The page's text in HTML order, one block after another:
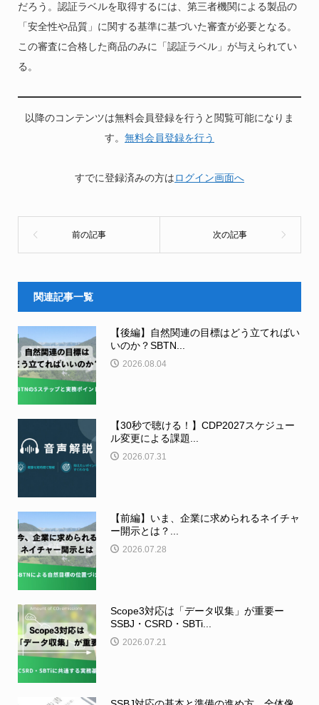
だろう。認証ラベルを取得するには、第三者機関による製品の
「安全性や品質」に関する基準に基づいた審査が必要となる。
この審査に合格した商品のみに「認証ラベル」が与えられてい
る。
以降のコンテンツは無料会員登録を行うと閲覧可能になりま
す。 無料会員登録を行う
すでに登録済みの方はログイン画面へ
関連記事一覧
【後編】自然関連の目標はどう立てればい
いのか？SBTN...
2026.08.04
【30秒で聴ける！】CDP2027スケジュー
ル変更による課題...
2026.07.31
【前編】いま、企業に求められるネイチャ
ー開示とは？...
2026.07.28
Scope3対応は「データ収集」が重要ー
SSBJ・CSRD・SBTi...
2026.07.21